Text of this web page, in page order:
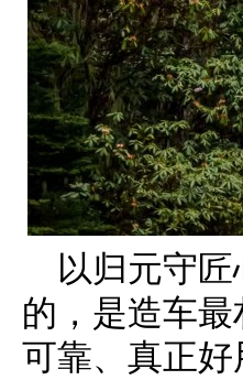
以归元守
的，是造车
可靠、真正